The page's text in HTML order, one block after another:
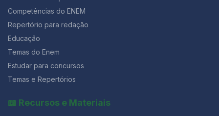
curta 1 min Resolva primeiro e ganhe ritmo. Média /
alternativas. Difícil / interdisciplinar 3 min Pule e volte se
sobrar tempo. ⚙️ Dica estratégica: acerte mais
questões fáceis e médias. É isso que eleva sua nota na
TRI. Que horas acaba o primeiro dia do ENEM? O 1º dia
termina às 19h (horário de Brasília).A partir desse
momento, nenhuma resposta pode ser entregue.O
o fim. Evite sair cedo.Mesmo que já tenha terminado,
Competências do ENEM
Repertório para redação
Educação
Temas do Enem
Estudar para concursos
Temas e Repertórios
📖 Recursos e Materiais